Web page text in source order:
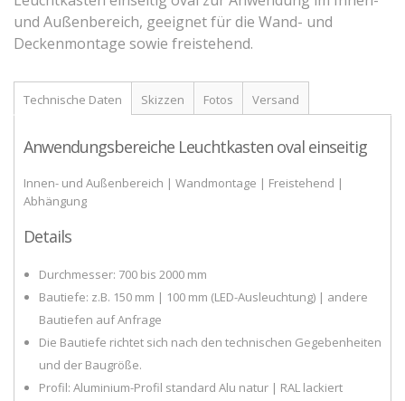
Zubehör
und Außenbereich, geeignet für die Wand- und
Deckenmontage sowie freistehend.
Technische Daten Skizzen Fotos Versand
Anwendungsbereiche Leuchtkasten oval einseitig
Innen- und Außenbereich | Wandmontage | Freistehend |
Abhängung
Details
Durchmesser: 700 bis 2000 mm
Bautiefe: z.B. 150 mm | 100 mm (LED-Ausleuchtung) | andere
Bautiefen auf Anfrage
Die Bautiefe richtet sich nach den technischen Gegebenheiten
und der Baugröße.
Profil: Aluminium-Profil standard Alu natur | RAL lackiert